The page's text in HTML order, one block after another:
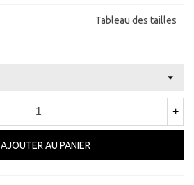
Tableau des tailles
+
AJOUTER AU PANIER